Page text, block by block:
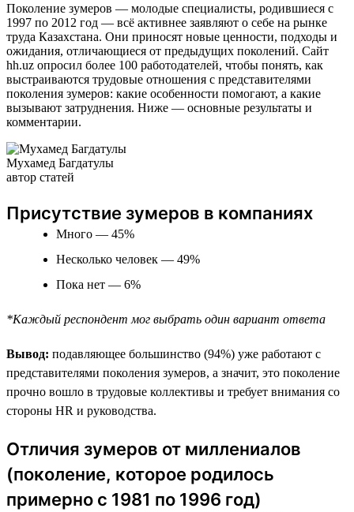
Поколение зумеров — молодые специалисты, родившиеся с
1997 по 2012 год — всё активнее заявляют о себе на рынке
труда Казахстана. Они приносят новые ценности, подходы и
ожидания, отличающиеся от предыдущих поколений. Сайт
hh.uz опросил более 100 работодателей, чтобы понять, как
выстраиваются трудовые отношения с представителями
поколения зумеров: какие особенности помогают, а какие
вызывают затруднения. Ниже — основные результаты и
комментарии.
Мухамед Багдатулы
автор статей
Присутствие зумеров в компаниях
Много — 45%
Несколько человек — 49%
Пока нет — 6%
*Каждый респондент мог выбрать один вариант ответа
Вывод: подавляющее большинство (94%) уже работают с
представителями поколения зумеров, а значит, это поколение
прочно вошло в трудовые коллективы и требует внимания со
стороны HR и руководства.
Отличия зумеров от миллениалов
(поколение, которое родилось
примерно с 1981 по 1996 год)